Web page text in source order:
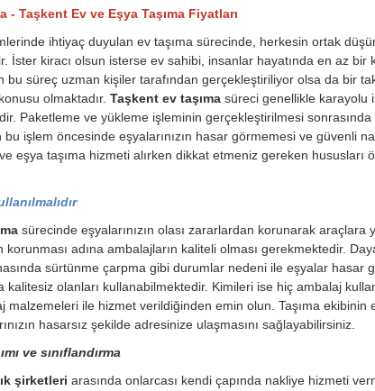
- Taşkent Ev ve Eşya Taşıma Fiyatları
ihtiyaç duyulan ev taşıma sürecinde, herkesin ortak
İster kiracı olsun isterse ev sahibi, insanlar hayatında en az bir
bu süreç uzman kişiler tarafından gerçekleştiriliyor olsa da bir
olmaktadır. Taşkent ev taşımasüreci genellikle karayolu
Paketleme ve yükleme işleminin gerçekleştirilmesi
işlem öncesinde eşyalarınızın hasar görmemesi ve güvenli
eşya taşıma hizmeti alırken dikkat etmeniz gereken
sürecinde eşyalarınızın olası zararlardan korunarak araçlara
korunması adına ambalajların kaliteli olması gerekmektedir.
sürtünme çarpma gibi durumlar nedeni ile eşyalar hasar
olanları kullanabilmektedir. Kimileri ise hiç ambalaj
malzemeleri ile hizmet verildiğinden emin olun. Taşıma ekibinin
hasarsız şekilde adresinize ulaşmasını sağlayabilirsiniz.
ve sınıflandırma
şirketleri arasında onlarcası kendi çapında nakliye hizmeti